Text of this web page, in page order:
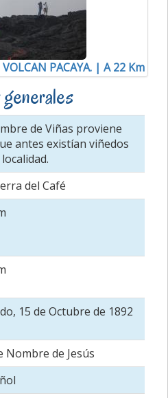
PACAYA. | A 22 Km
de Viñas proviene
antes existían viñedos
del Café
15 de Octubre de 1892
Nombre de Jesús